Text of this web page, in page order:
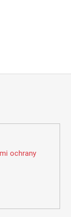
ochrany